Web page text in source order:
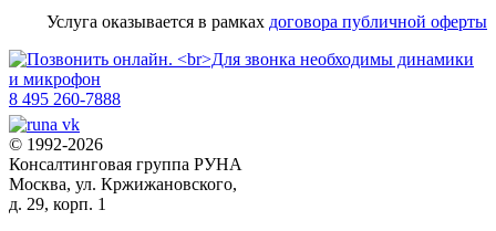
Услуга оказывается в рамках договора публичной оферты
8 495 260-7888
© 1992-2026
Консалтинговая группа РУНА
Москва, ул. Кржижановского,
д. 29, корп. 1